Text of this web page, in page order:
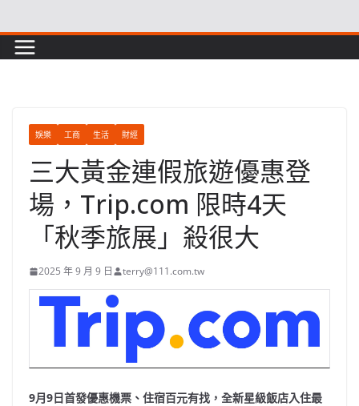
to
content
娛樂 工商 生活 財經
三大黃金連假旅遊優惠登
場，Trip.com 限時4天
「秋季旅展」殺很大
2025 年 9 月 9 日 terry@111.com.tw
9月9日首發優惠機票、住宿百元有找，全新星級飯店入住最